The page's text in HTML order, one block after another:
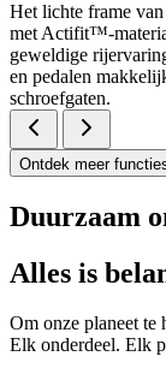
Het lichte frame
met Actifit™️-
geweldige
en pedalen
schroefgaten.
Ontdek meer
Duurzaam
Alles is
Om onze planeet te
Elk onderdeel. Elk